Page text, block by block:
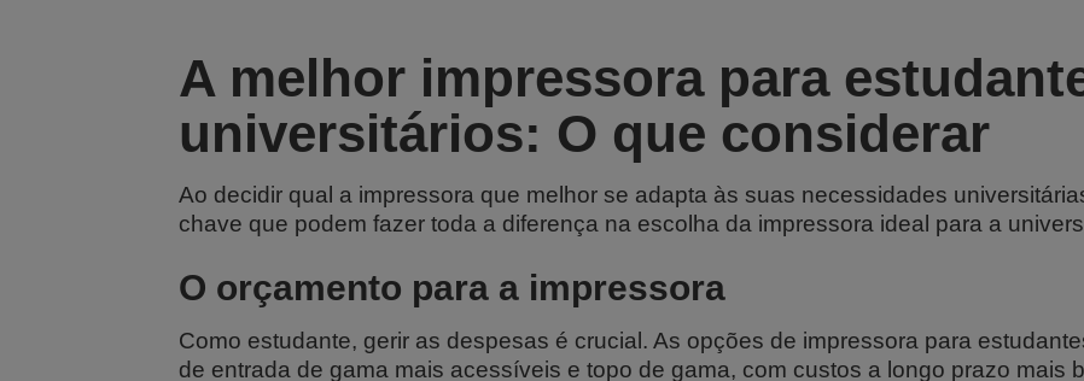
A melhor impressora para
universitários: O que considerar
Ao decidir qual a impressora que melhor se adapta às suas necessidades
chave que podem fazer toda a diferença na escolha da impressora ideal para a
O orçamento para a impressora
Como estudante, gerir as despesas é crucial. As opções de impressora para
de entrada de gama mais acessíveis e topo de gama, com custos a longo prazo mais